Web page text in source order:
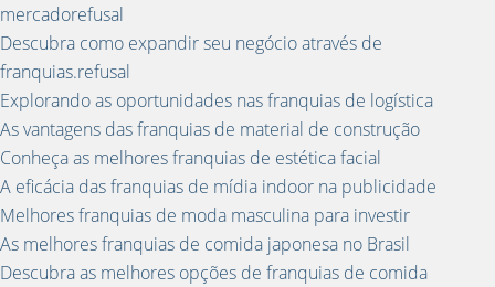
mercadorefusal
Descubra como expandir seu negócio através de
franquias.refusal
Explorando as oportunidades nas franquias de logística
As vantagens das franquias de material de construção
Conheça as melhores franquias de estética facial
A eficácia das franquias de mídia indoor na publicidade
Melhores franquias de moda masculina para investir
As melhores franquias de comida japonesa no Brasil
Descubra as melhores opções de franquias de comida